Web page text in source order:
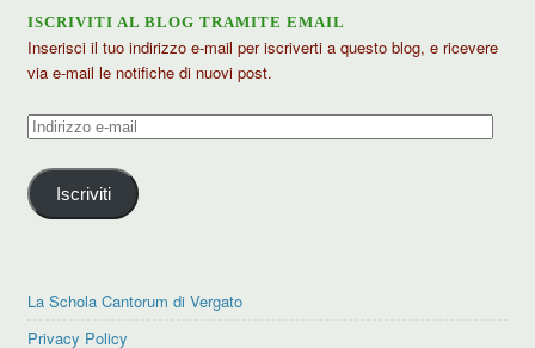
ISCRIVITI AL BLOG TRAMITE EMAIL
Inserisci il tuo indirizzo e-mail per iscriverti a questo blog, e ricevere
via e-mail le notifiche di nuovi post.
Indirizzo
mail
Iscriviti
La Schola Cantorum di Vergato
Privacy Policy